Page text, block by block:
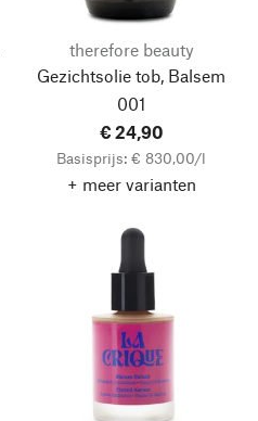
therefore beauty
Gezichtsolie tob, Balsem
001
€ 24,90
Basisprijs: € 830,00/l
+ meer varianten